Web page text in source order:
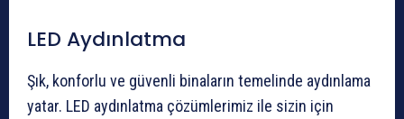
LED Aydınlatma
Şık, konforlu ve güvenli binaların temelinde aydınlama
yatar. LED aydınlatma çözümlerimiz ile sizin için